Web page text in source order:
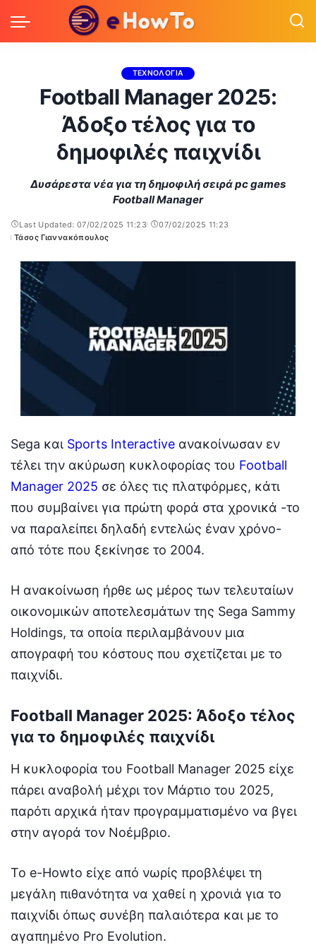
ΤΕΧΝΟΛΟΓΙΑ
Football Manager 2025:
Άδοξο τέλος για το
δημοφιλές παιχνίδι
Δυσάρεστα νέα για τη δημοφιλή σειρά pc games
Football Manager
Last Updated: 07/02/2025 11:23
07/02/2025 11:23
Posted
Τάσος Γιαννακόπουλος
Sega και Sports Interactive ανακοίνωσαν εν
τέλει την ακύρωση κυκλοφορίας του Football
Manager 2025 σε όλες τις πλατφόρμες, κάτι
που συμβαίνει για πρώτη φορά στα χρονικά -το
να παραλείπει δηλαδή εντελώς έναν χρόνο-
από τότε που ξεκίνησε το 2004.
Η ανακοίνωση ήρθε ως μέρος των τελευταίων
οικονομικών αποτελεσμάτων της Sega Sammy
Holdings, τα οποία περιλαμβάνουν μια
απογραφή του κόστους που σχετίζεται με το
παιχνίδι.
Football Manager 2025: Άδοξο τέλος
για το δημοφιλές παιχνίδι
Η κυκλοφορία του Football Manager 2025 είχε
πάρει αναβολή μέχρι τον Μάρτιο του 2025,
παρότι αρχικά ήταν προγραμματισμένο να βγει
στην αγορά τον Νοέμβριο.
To e-Howto είχε από νωρίς προβλέψει τη
μεγάλη πιθανότητα να χαθεί η χρονιά για το
παιχνίδι όπως συνέβη παλαιότερα και με το
αγαπημένο Pro Evolution.